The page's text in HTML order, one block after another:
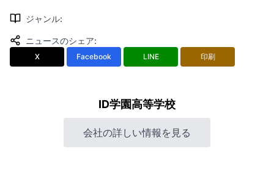
ジャンル:
ニュースのシェア:
X Facebook LINE 印刷
ID学園高等学校
会社の詳しい情報を見る